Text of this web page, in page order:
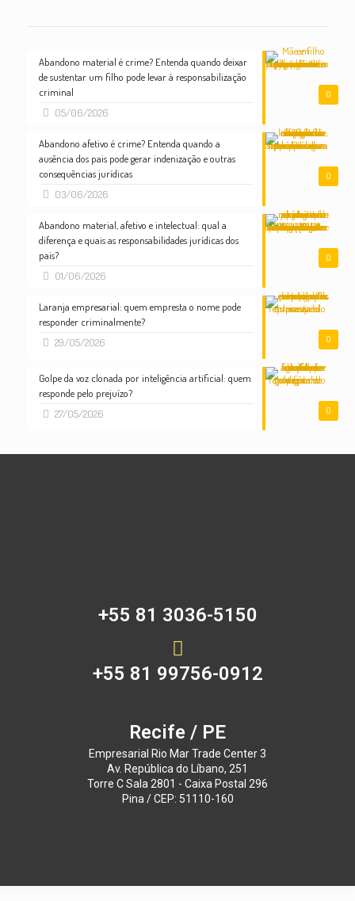
0
Abandono material é crime? Entenda quando deixar
de sustentar um filho pode levar à responsabilização
criminal
05/06/2026
0
Abandono afetivo é crime? Entenda quando a
ausência dos pais pode gerar indenização e outras
consequências jurídicas
03/06/2026
0
Abandono material, afetivo e intelectual: qual a
diferença e quais as responsabilidades jurídicas dos
pais?
01/06/2026
0
Laranja empresarial: quem empresta o nome pode
responder criminalmente?
29/05/2026
0
Golpe da voz clonada por inteligência artificial: quem
responde pelo prejuízo?
27/05/2026
+55 81 3036-5150
+55 81 99756-0912
Recife / PE
Empresarial Rio Mar Trade Center 3
Av. República do Líbano, 251
Torre C Sala 2801 - Caixa Postal 296
Pina / CEP: 51110-160